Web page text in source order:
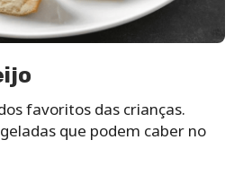
favoritos das crianças.
que podem caber no